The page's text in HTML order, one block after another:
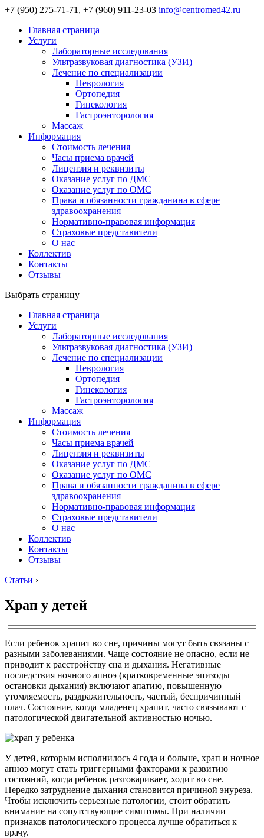
+7 (950) 275-71-71, +7 (960) 911-23-03 info@centromed42.ru
Главная страница
Услуги
Лабораторные исследования
Ультразвуковая диагностика (УЗИ)
Лечение по специализации
Неврология
Ортопедия
Гинекология
Гастроэнторология
Массаж
Информация
Стоимость лечения
Часы приема врачей
Лицензия и реквизиты
Оказание услуг по ДМС
Оказание услуг по ОМС
Права и обязанности гражданина в сфере
здравоохранения
Нормативно-правовая информация
Страховые представители
О нас
Коллектив
Контакты
Отзывы
Выбрать страницу
Главная страница
Услуги
Лабораторные исследования
Ультразвуковая диагностика (УЗИ)
Лечение по специализации
Неврология
Ортопедия
Гинекология
Гастроэнторология
Массаж
Информация
Стоимость лечения
Часы приема врачей
Лицензия и реквизиты
Оказание услуг по ДМС
Оказание услуг по ОМС
Права и обязанности гражданина в сфере
здравоохранения
Нормативно-правовая информация
Страховые представители
О нас
Коллектив
Контакты
Отзывы
Статьи ›
Храп у детей
Если ребенок храпит во сне, причины могут быть связаны с
разными заболеваниями. Чаще состояние не опасно, если не
приводит к расстройству сна и дыхания. Негативные
последствия ночного апноэ (кратковременные эпизоды
остановки дыхания) включают апатию, повышенную
утомляемость, раздражительность, частый, беспричинный
плач. Состояние, когда младенец храпит, часто связывают с
патологической двигательной активностью ночью.
У детей, которым исполнилось 4 года и больше, храп и ночное
апноэ могут стать триггерными факторами к развитию
состояний, когда ребенок разговаривает, ходит во сне.
Нередко затруднение дыхания становится причиной энуреза.
Чтобы исключить серьезные патологии, стоит обратить
внимание на сопутствующие симптомы. При наличии
признаков патологического процесса лучше обратиться к
врачу.